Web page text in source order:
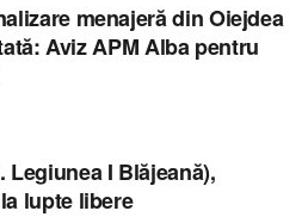
menajeră din Oiejdea
Aviz APM Alba pentru
Legiunea I Blăjeană),
lupte libere